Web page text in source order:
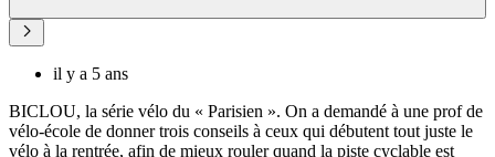
il y a 5 ans
BICLOU, la série vélo du « Parisien ». On a demandé à une prof de
vélo-école de donner trois conseils à ceux qui débutent tout juste le
vélo à la rentrée, afin de mieux rouler quand la piste cyclable est